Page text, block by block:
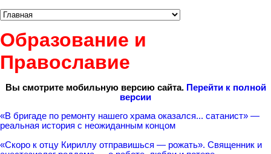
Образование и
Православие
Вы смотрите мобильную версию сайта. Перейти к полной
версии
«В бригаде по ремонту нашего храма оказался... сатанист» —
реальная история с неожиданным концом
«Скоро к отцу Кириллу отправишься — рожать». Священник и